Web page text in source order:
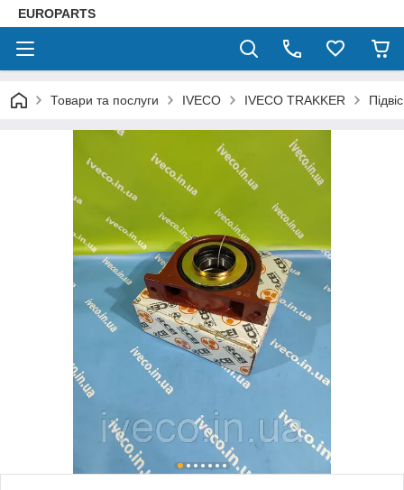
EUROPARTS
Товари та послуги IVECO IVECO TRAKKER